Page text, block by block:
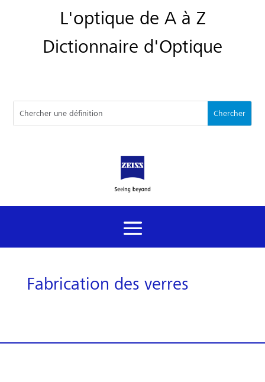
L'optique de A à Z
Dictionnaire d'Optique
Fabrication des verres